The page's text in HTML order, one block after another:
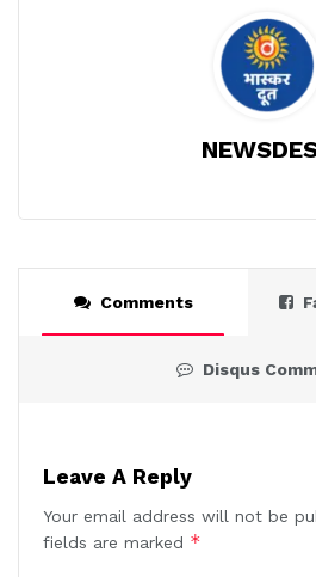
Comments
Disqus
Leave A Reply
Your email address will not be
fields are marked *